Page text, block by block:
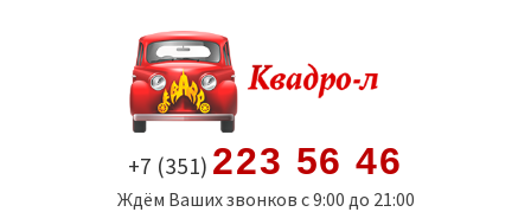
содержимому
+7 (351) 223 56 46
Ждём Ваших звонков с 9:00 до 21:00